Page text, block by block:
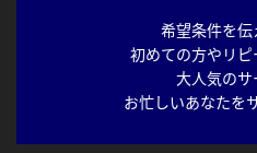
希望条件を伝
初めての方やリ
大人気のサ
お忙しいあなたを